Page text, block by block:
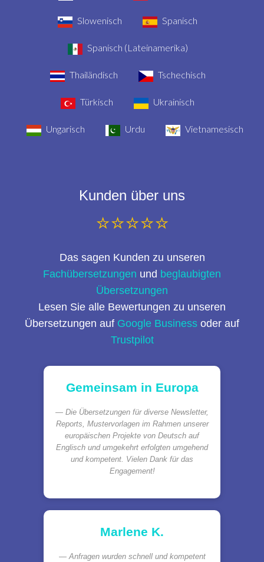
Slowenisch Spanisch
Spanisch (Lateinamerika)
Thailändisch Tschechisch
Türkisch Ukrainisch
Ungarisch Urdu Vietnamesisch
Kunden über uns
⭐⭐⭐⭐⭐
Das sagen Kunden zu unseren
Fachübersetzungen und beglaubigten
Übersetzungen
Lesen Sie alle Bewertungen zu unseren
Übersetzungen auf Google Business oder auf
Trustpilot
Gemeinsam in Europa
Die Übersetzungen für diverse Newsletter,
Reports, Mustervorlagen im Rahmen unserer
europäischen Projekte von Deutsch auf
Englisch und umgekehrt erfolgten umgehend
und kompetent. Vielen Dank für das
Engagement!
Marlene K.
Anfragen wurden schnell und kompetent